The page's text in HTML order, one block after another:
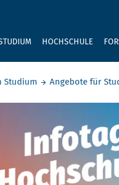
HOCHSCHULE
Studium Angebote für